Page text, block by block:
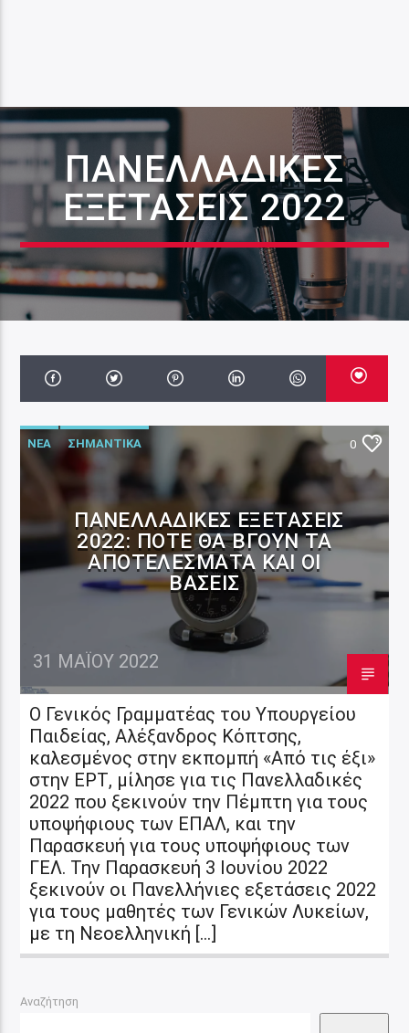
ΠΑΝΕΛΛΑΔΙΚΈΣ
ΕΞΕΤΆΣΕΙΣ 2022
ΝΕΑ ΣΗΜΑΝΤΙΚΑ 0
ΠΑΝΕΛΛΑΔΙΚΈΣ ΕΞΕΤΆΣΕΙΣ
2022: ΠΌΤΕ ΘΑ ΒΓΟΎΝ ΤΑ
ΑΠΟΤΕΛΈΣΜΑΤΑ ΚΑΙ ΟΙ
ΒΆΣΕΙΣ
31 ΜΑΪ́ΟΥ 2022
Ο Γενικός Γραμματέας του Υπουργείου
Παιδείας, Αλέξανδρος Κόπτσης,
καλεσμένος στην εκπομπή «Από τις έξι»
στην ΕΡΤ, μίλησε για τις Πανελλαδικές
2022 που ξεκινούν την Πέμπτη για τους
υποψήφιους των ΕΠΑΛ, και την
Παρασκευή για τους υποψήφιους των
ΓΕΛ. Την Παρασκευή 3 Ιουνίου 2022
ξεκινούν οι Πανελλήνιες εξετάσεις 2022
για τους μαθητές των Γενικών Λυκείων,
με τη Νεοελληνική […]
Αναζήτηση